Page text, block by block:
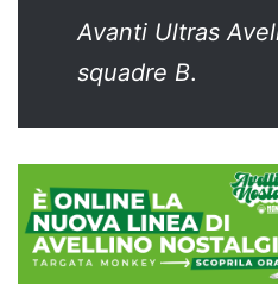
Avanti Ultras
squadre B.